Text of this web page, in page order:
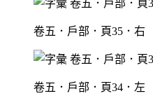
卷五．戶部．頁35．右
卷五．戶部．頁34．左